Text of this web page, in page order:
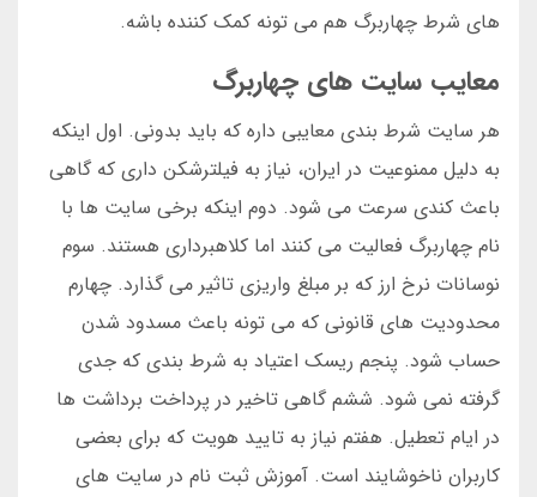
های شرط چهاربرگ هم می تونه کمک کننده باشه.
معایب سایت های چهاربرگ
هر سایت شرط بندی معایبی داره که باید بدونی. اول اینکه
به دلیل ممنوعیت در ایران، نیاز به فیلترشکن داری که گاهی
باعث کندی سرعت می شود. دوم اینکه برخی سایت ها با
نام چهاربرگ فعالیت می کنند اما کلاهبرداری هستند. سوم
نوسانات نرخ ارز که بر مبلغ واریزی تاثیر می گذارد. چهارم
محدودیت های قانونی که می تونه باعث مسدود شدن
حساب شود. پنجم ریسک اعتیاد به شرط بندی که جدی
گرفته نمی شود. ششم گاهی تاخیر در پرداخت برداشت ها
در ایام تعطیل. هفتم نیاز به تایید هویت که برای بعضی
کاربران ناخوشایند است. آموزش ثبت نام در سایت های